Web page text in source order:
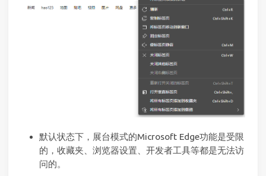
默认状态下，展台模式的Microsoft Edge功能是受限
的，收藏夹、浏览器设置、开发者工具等都是无法访
问的。